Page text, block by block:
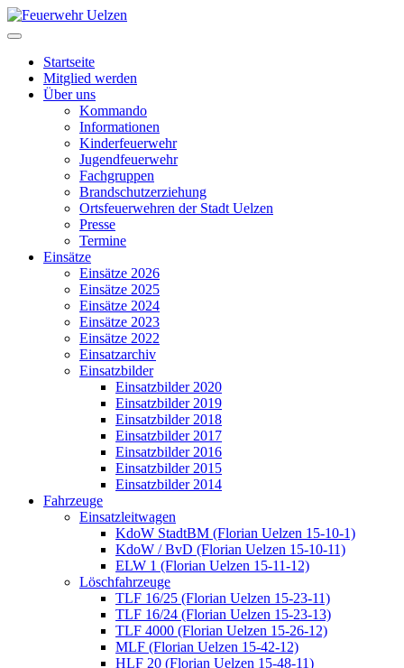
Startseite
Mitglied werden
Über uns
Kommando
Informationen
Kinderfeuerwehr
Jugendfeuerwehr
Fachgruppen
Brandschutzerziehung
Ortsfeuerwehren der Stadt Uelzen
Presse
Termine
Einsätze
Einsätze 2026
Einsätze 2025
Einsätze 2024
Einsätze 2023
Einsätze 2022
Einsatzarchiv
Einsatzbilder
Einsatzbilder 2020
Einsatzbilder 2019
Einsatzbilder 2018
Einsatzbilder 2017
Einsatzbilder 2016
Einsatzbilder 2015
Einsatzbilder 2014
Fahrzeuge
Einsatzleitwagen
KdoW StadtBM (Florian Uelzen 15-10-1)
KdoW / BvD (Florian Uelzen 15-10-11)
ELW 1 (Florian Uelzen 15-11-12)
Löschfahrzeuge
TLF 16/25 (Florian Uelzen 15-23-11)
TLF 16/24 (Florian Uelzen 15-23-13)
TLF 4000 (Florian Uelzen 15-26-12)
MLF (Florian Uelzen 15-42-12)
HLF 20 (Florian Uelzen 15-48-11)